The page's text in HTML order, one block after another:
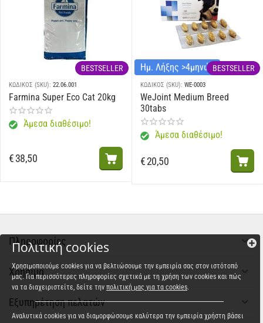
BESTSELLER
ΚΩΔΙΚΟΣ (SKU): 22.06.001
Farmina Super Eco Cat 20kg
Άμεσα διαθέσιμο!
€38,50
Ημ. Λήξης >4μηνώνBESTSELLER
ΚΩΔΙΚΟΣ (SKU): WE-0003
WeJoint Medium Breed
30tabs
Άμεσα διαθέσιμο!
€20,50
Πληροφορίες
Χρήσιμα
Εξυπηρέτηση πελατών
Πολιτική cookies
Χρησιμοποιούμε cookies για να βελτιώσουμε την εμπειρία σας στον ιστότοπό
μας. Για περισσότερες πληροφορίες σχετικά με τη χρήση των cookies και πώς
να τα διαχειριστείτε, δείτε την πολιτική μας για τα cookies.
Αναλυτικά cookies για να διαμορφώσουμε καλύτερα την εμπειρία χρήστη βάσει